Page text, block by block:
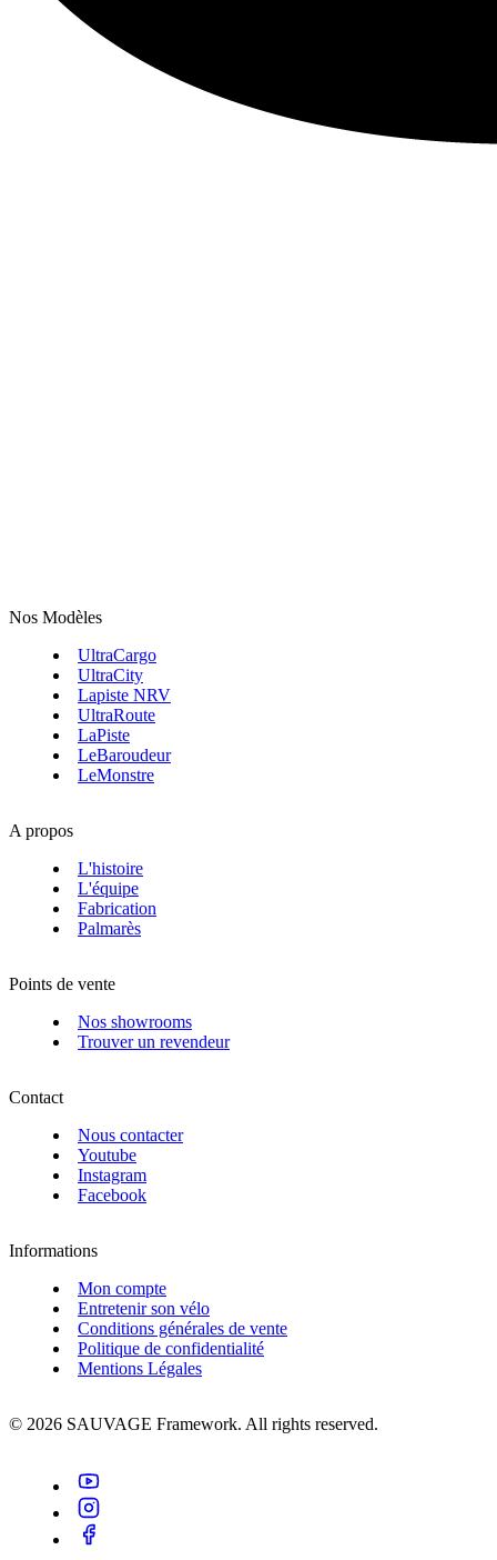
Nos Modèles
UltraCargo
UltraCity
Lapiste NRV
UltraRoute
LaPiste
LeBaroudeur
LeMonstre
A propos
L'histoire
L'équipe
Fabrication
Palmarès
Points de vente
Nos showrooms
Trouver un revendeur
Contact
Nous contacter
Youtube
Instagram
Facebook
Informations
Mon compte
Entretenir son vélo
Conditions générales de vente
Politique de confidentialité
Mentions Légales
© 2026 SAUVAGE Framework. All rights reserved.